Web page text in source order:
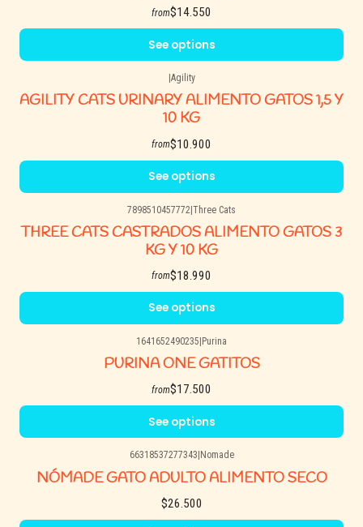
from$14.550
See options
Agility
AGILITY CATS URINARY ALIMENTO GATOS 1,5 Y
10 KG
from$10.900
See options
7898510457772|Three Cats
THREE CATS CASTRADOS ALIMENTO GATOS 3
KG Y 10 KG
from$18.990
See options
1641652490235 Purina
PURINA ONE GATITOS
from$17.500
See options
66318537277343 Nomade
NÓMADE GATO ADULTO ALIMENTO SECO
$26.500